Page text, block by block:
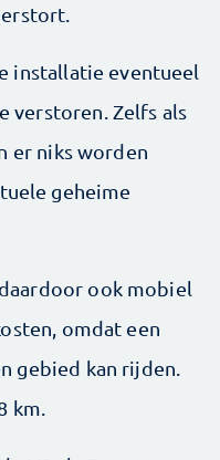
installatie eventueel
verstoren. Zelfs als
er niks worden
geheime
ook mobiel
omdat een
gebied kan rijden.
km.